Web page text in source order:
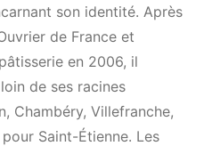
son identité. Après
de France et
en 2006, il
de ses racines
Chambéry, Villefranche,
Saint-Étienne. Les